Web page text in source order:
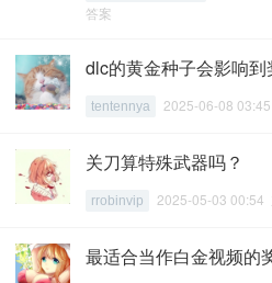
答案
dlc的黄金种子会影响
tentennya 2025-06-08
关刀算特殊武器吗？
rrobinvip 2025-05-03 00:54
最适合当作白金视频的